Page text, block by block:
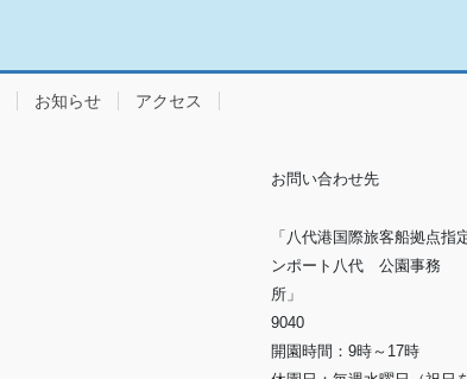
お知らせ アクセス
お問い合わせ先
「八代港国際旅客船拠点
ンポート八代 公園事務
所」 Tel
9040
開園時間：9時～17時